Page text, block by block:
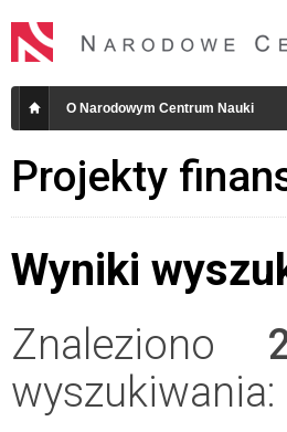
O Narodowym Centrum Nauki
Projekty
Wyniki
Znaleziono
wyszukiwania: